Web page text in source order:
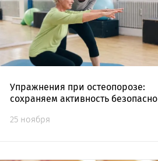
Упражнения при остеопорозе:
сохраняем активность безопасно
25 ноября